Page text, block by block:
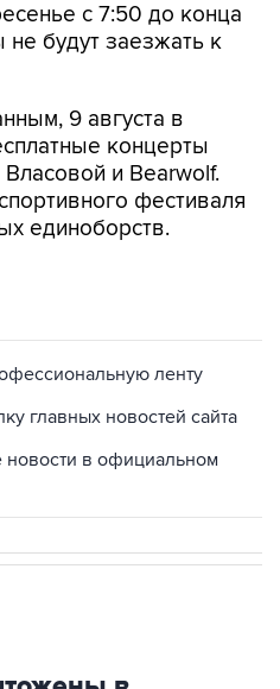
с 7:50 до конца
не будут заезжать к
9 августа в
концерты
и Bearwolf.
фестиваля
единоборств.
ленту
главных новостей сайта
новости в официальном